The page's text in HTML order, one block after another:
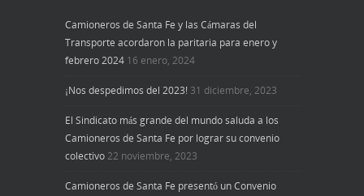
Camioneros de Santa Fe y las Cámaras del
Transporte acordaron la paritaria para enero y
febrero 2024 16 enero, 2024
¡Nos despedimos del 2023! 31 diciembre, 2023
El Sindicato más grande del mundo saluda a los
Camioneros de Santa Fe por lograr su convenio
colectivo22 noviembre, 2023
Camioneros de Santa Fe presentó un Convenio